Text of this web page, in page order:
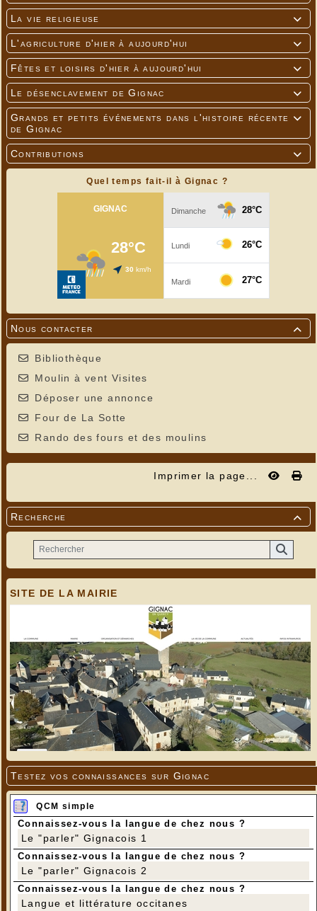

La vie religieuse

L'agriculture d'hier à aujourd'hui

Fêtes et loisirs d'hier à aujourd'hui

Le désenclavement de Gignac

Grands et petits événements dans l'histoire récente
de Gignac

Contributions
Quel temps fait-il à Gignac ?

Nous contacter
Bibliothèque
Moulin à vent Visites
Déposer une annonce
Four de La Sotte
Rando des fours et des moulins
Imprimer la page...

Recherche
SITE DE LA MAIRIE
Testez vos connaissances sur Gignac
QCM simple
Connaissez-vous la langue de chez nous ?
Le "parler" Gignacois 1
Connaissez-vous la langue de chez nous ?
Le "parler" Gignacois 2
Connaissez-vous la langue de chez nous ?
Langue et littérature occitanes